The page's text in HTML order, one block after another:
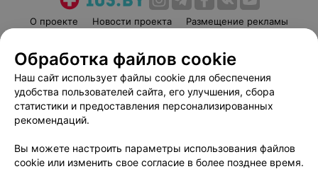
О проекте Новости проекта
Размещение рекламы
Пользовательское соглашение
Способы оплаты
Вакансии
Партнеры
Написать руководителю 103.by
Обработка персональных данных
Обработка файлов cookie
Наш сайт использует файлы cookie для обеспечения
удобства пользователей сайта, его улучшения, сбора
статистики и предоставления персонализированных
рекомендаций.
Вы можете настроить параметры использования файлов
cookie или изменить свое согласие в более позднее время.